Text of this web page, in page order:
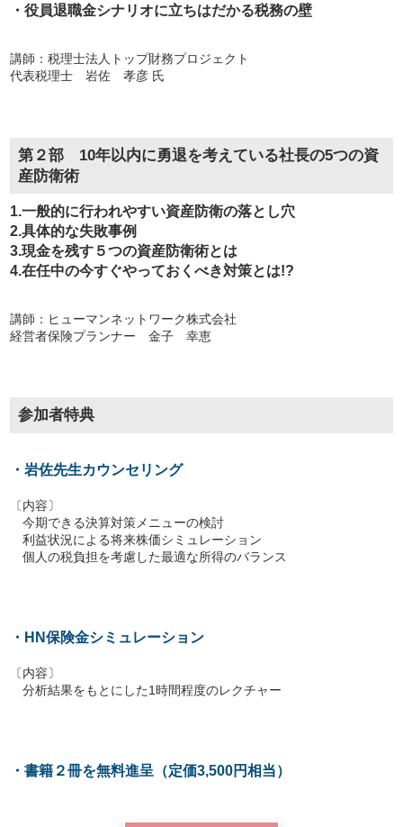
・役員退職金シナリオに立ちはだかる税務の壁
講師：税理士法人トップ財務プロジェクト
代表税理士 岩佐 孝彦 氏
第２部 10年以内に勇退を考えている社長の5つの資
産防衛術
1.一般的に行われやすい資産防衛の落とし穴
2.具体的な失敗事例
3.現金を残す５つの資産防衛術とは
4.在任中の今すぐやっておくべき対策とは!?
講師：ヒューマンネットワーク株式会社
経営者保険プランナー 金子 幸恵
参加者特典
・岩佐先生カウンセリング
〔内容〕
今期できる決算対策メニューの検討
利益状況による将来株価シミュレーション
個人の税負担を考慮した最適な所得のバランス
・HN保険金シミュレーション
〔内容〕
分析結果をもとにした1時間程度のレクチャー
・書籍２冊を無料進呈（定価3,500円相当）